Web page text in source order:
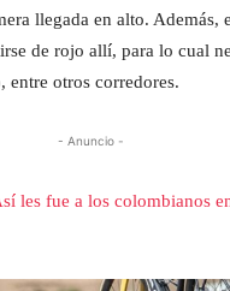
llegada en alto. Además,
de rojo allí, para lo cual
entre otros corredores.
- Anuncio -
les fue a los colombianos